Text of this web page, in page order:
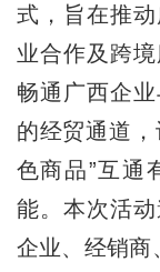
式，旨在推
业合作及跨
畅通广西企
的经贸通道，
色商品”互通
能。本次活动
企业、经销商